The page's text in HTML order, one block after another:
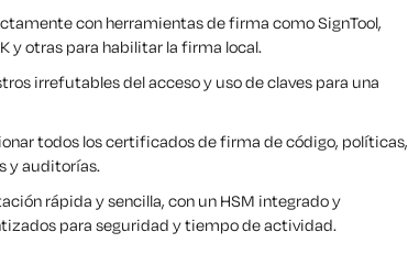
con herramientas de firma como SignTool,
y otras para habilitar la firma local.
irrefutables del acceso y uso de claves para una
todos los certificados de firma de código, políticas,
y auditorías.
rápida y sencilla, con un HSM integrado y
para seguridad y tiempo de actividad.